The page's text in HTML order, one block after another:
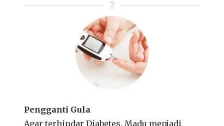
Pengganti Gula
Agar terhindar Diabetes, Madu menjadi